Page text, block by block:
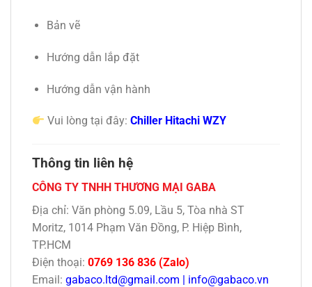
Bản vẽ
Hướng dẫn lắp đặt
Hướng dẫn vận hành
Vui lòng tại đây:Chiller Hitachi WZY
Thông tin liên hệ
CÔNG TY TNHH THƯƠNG MẠI GABA
Địa chỉ: Văn phòng 5.09, Lầu 5, Tòa nhà ST
Moritz, 1014 Phạm Văn Đồng, P. Hiệp Bình,
TP.HCM
Điện thoại: 0769 136 836 (Zalo)
Email: gabaco.ltd@gmail.com | info@gabaco.vn